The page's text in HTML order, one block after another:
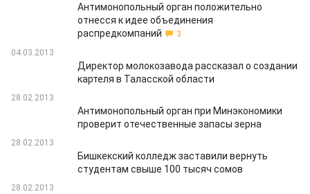
Антимонопольный орган положительно
отнесся к идее объединения
распредкомпаний
3
04.03.2013
Директор молокозавода рассказал о создании
картеля в Таласской области
28.02.2013
Антимонопольный орган при Минэкономики
проверит отечественные запасы зерна
28.02.2013
Бишкекский колледж заставили вернуть
студентам свыше 100 тысяч сомов
28.02.2013